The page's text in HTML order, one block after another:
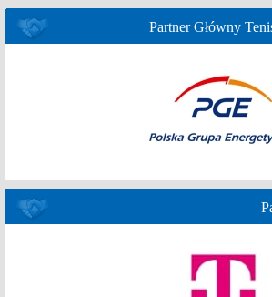
Partner Główny